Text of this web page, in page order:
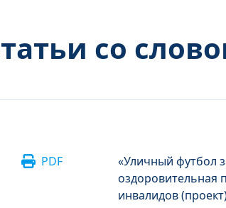
со
PDF
«Уличный футбол
оздоровительная
инвалидов